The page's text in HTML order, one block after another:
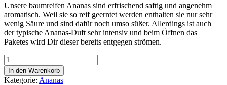
Unsere baumreifen Ananas sind erfrischend saftig und angenehm
aromatisch. Weil sie so reif geerntet werden enthalten sie nur sehr
wenig Säure und sind dafür noch umso süßer. Allerdings ist auch
der typische Ananas-Duft sehr intensiv und beim Öffnen das
Paketes wird Dir dieser bereits entgegen strömen.
Ananas
Mauritius
Menge
In den Warenkorb
Kategorie: Ananas